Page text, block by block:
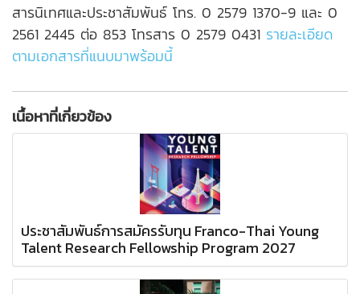
สารนิเทศและประชาสัมพันธ์ โทร. 0 2579 1370-9 และ 0
2561 2445 ต่อ 853 โทรสาร 0 2579 0431 รายละเอียด
ตามเอกสารที่แนบมาพร้อมนี้
เนื้อหาที่เกี่ยวข้อง
ประชาสัมพันธ์การสมัครรับทุน Franco-Thai Young
Talent Research Fellowship Program 2027